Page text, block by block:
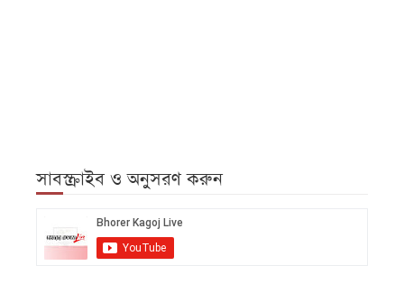
সাবস্ক্রাইব ও অনুসরণ করুন